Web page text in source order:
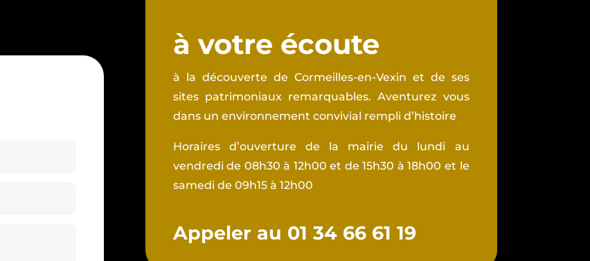
à votre écoute
à la découverte de Cormeilles-en-Vexin et de ses
sites patrimoniaux remarquables. Aventurez vous
dans un environnement convivial rempli d’histoire
Horaires d’ouverture de la mairie du lundi au
vendredi de 08h30 à 12h00 et de 15h30 à 18h00 et le
samedi de 09h15 à 12h00
Appeler au 01 34 66 61 19